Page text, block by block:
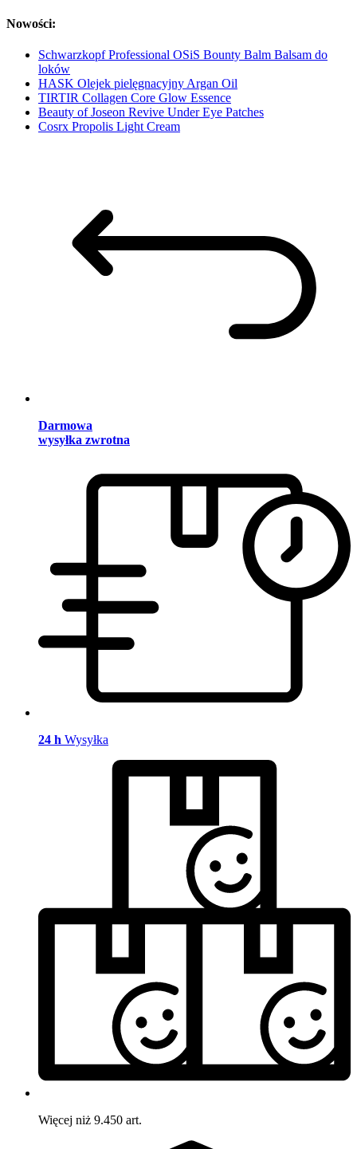
Nowości:
Schwarzkopf Professional OSiS Bounty Balm Balsam do
loków
HASK Olejek pielęgnacyjny Argan Oil
TIRTIR Collagen Core Glow Essence
Beauty of Joseon Revive Under Eye Patches
Cosrx Propolis Light Cream
Darmowa
wysyłka zwrotna
24 h Wysyłka
Więcej niż 9.450 art.